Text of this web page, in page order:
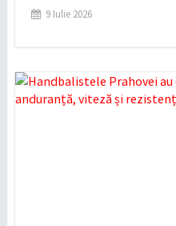
9 Iulie 2026